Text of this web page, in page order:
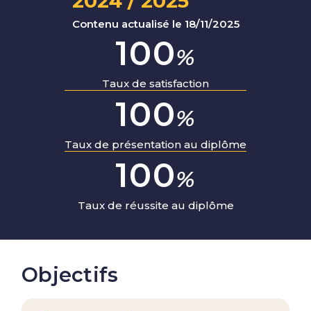
Contenu actualisé le 18/11/2025
100%
Taux de satisfaction
100%
Taux de présentation au diplôme
100%
Taux de réussite au diplôme
Objectifs